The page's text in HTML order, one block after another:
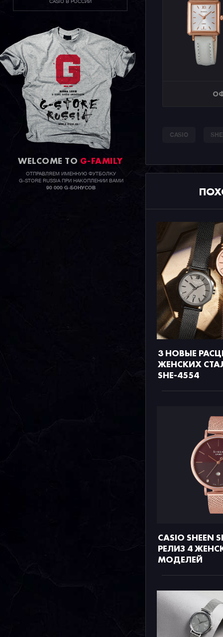
CASIO В РОССИИ
WELCOME TO G-FAMILY
ОТПРАВЛЯЕМ ИМЕННУЮ ФУТБОЛКУ
G-STORE RUSSIA ПРИ НАКОПЛЕНИИ ВАМИ
90 000 G-БОНУСОВ
CASIO
3 НОВЫЕ
ЖЕНСКИХ
SHE-4554
CASIO SHEEN
РЕЛИЗ 4
МОДЕЛЕЙ